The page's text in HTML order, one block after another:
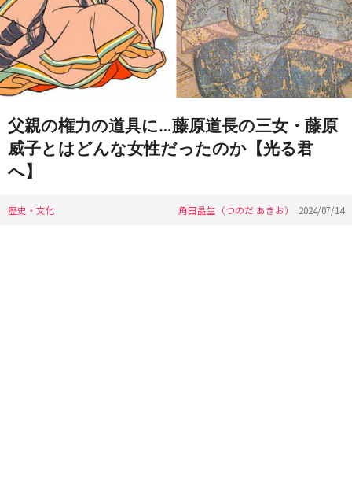
父親の権力の道具に…藤原道長の三女・藤原
威子とはどんな女性だったのか【光る君
へ】
歴史・文化 角田晶生（つのだ あきお） 2024/07/14